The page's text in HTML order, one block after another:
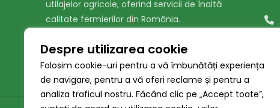
Despre utilizarea cookie
Folosim cookie-uri pentru a vă îmbunătăți experiența
de navigare, pentru a vă oferi reclame și pentru a
analiza traficul nostru. Făcând clic pe „Accept toate”,
utilajelor agricole, oferind servicii de înaltă
calitate fermierilor din România.